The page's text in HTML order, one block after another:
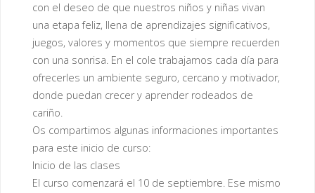
con el deseo de que nuestros niños y niñas vivan
una etapa feliz, llena de aprendizajes significativos,
juegos, valores y momentos que siempre recuerden
con una sonrisa. En el cole trabajamos cada día para
ofrecerles un ambiente seguro, cercano y motivador,
donde puedan crecer y aprender rodeados de
cariño.
Os compartimos algunas informaciones importantes
para este inicio de curso:
Inicio de las clases
El curso comenzará el 10 de septiembre. Ese mismo